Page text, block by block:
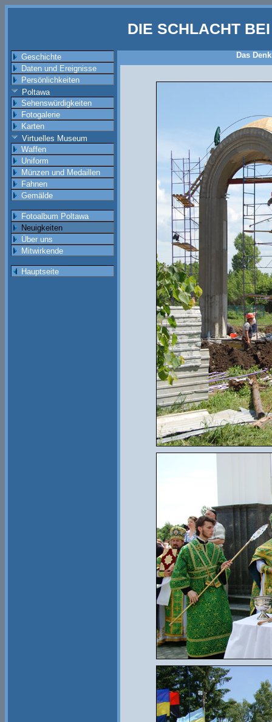
DIE SCHLACHT
Geschichte
Daten und Ereignisse
Persönlichkeiten
Poltawa
Sehenswürdigkeiten
Fotogalerie
Karten
Virtuelles Museum
Waffen
Uniform
Münzen und Medaillen
Fahnen
Gemälde
Fotoalbum Poltawa
Neuigkeiten
Über uns
Mitwirkende
Hauptseite
Das